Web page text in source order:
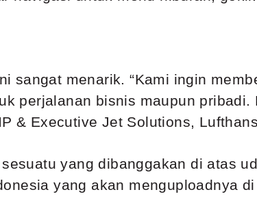
sangat menarik. “Kami ingin
perjalanan bisnis maupun
& Executive Jet Solutions,
yang dibanggakan di atas
yang akan menguploadnya